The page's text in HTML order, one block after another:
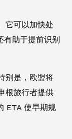
它可以加快处
助于提前识别
别是，欧盟将
根旅行者提供
ETA 使早期规